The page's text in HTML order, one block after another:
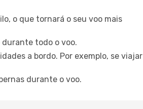
o que tornará o seu voo mais
todo o voo.
a bordo. Por exemplo, se viajar
durante o voo.